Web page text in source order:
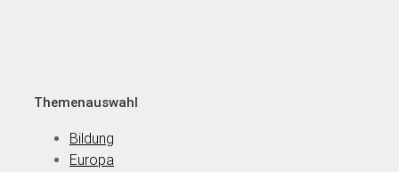
Themenauswahl
Bildung
Europa